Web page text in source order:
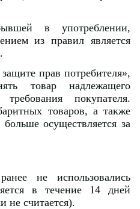
в употреблении,
из правил является
прав потребителя»,
товар надлежащего
требования покупателя.
товаров, а также
осуществляется за
не использовались
в течение 14 дней
не считается).